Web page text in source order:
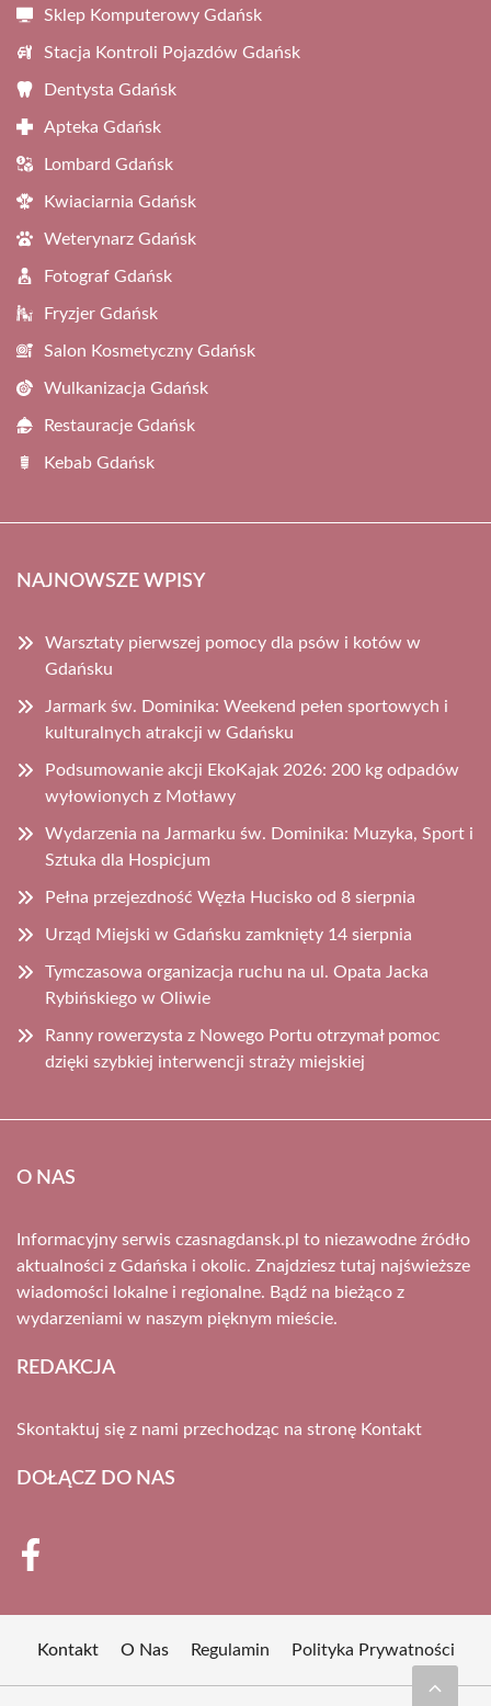
Sklep Komputerowy Gdańsk
Stacja Kontroli Pojazdów Gdańsk
Dentysta Gdańsk
Apteka Gdańsk
Lombard Gdańsk
Kwiaciarnia Gdańsk
Weterynarz Gdańsk
Fotograf Gdańsk
Fryzjer Gdańsk
Salon Kosmetyczny Gdańsk
Wulkanizacja Gdańsk
Restauracje Gdańsk
Kebab Gdańsk
NAJNOWSZE WPISY
Warsztaty pierwszej pomocy dla psów i kotów w
Gdańsku
Jarmark św. Dominika: Weekend pełen sportowych i
kulturalnych atrakcji w Gdańsku
Podsumowanie akcji EkoKajak 2026: 200 kg odpadów
wyłowionych z Motławy
Wydarzenia na Jarmarku św. Dominika: Muzyka, Sport i
Sztuka dla Hospicjum
Pełna przejezdność Węzła Hucisko od 8 sierpnia
Urząd Miejski w Gdańsku zamknięty 14 sierpnia
Tymczasowa organizacja ruchu na ul. Opata Jacka
Rybińskiego w Oliwie
Ranny rowerzysta z Nowego Portu otrzymał pomoc
dzięki szybkiej interwencji straży miejskiej
O NAS
Informacyjny serwis czasnagdansk.pl to niezawodne źródło
aktualności z Gdańska i okolic. Znajdziesz tutaj najświeższe
wiadomości lokalne i regionalne. Bądź na bieżąco z
wydarzeniami w naszym pięknym mieście.
REDAKCJA
Skontaktuj się z nami przechodząc na stronę Kontakt
DOŁĄCZ DO NAS
Kontakt O Nas Regulamin Polityka Prywatności